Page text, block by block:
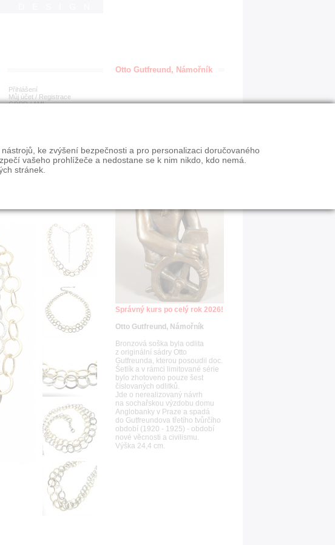
Přihlášení
Můj účet / Registrace
GDPR/AML
Otto Gutfreund, Námořník
Správný kurs po celý rok 2026!
Otto Gutfreund, Námořník
Bronzová soška byla odlita
z originální sádry Otto
Gutfreunda, kterou posoudil doc.
Šetlík a v rámci limitované série
bylo zhotoveno pouze šest
číslovaných odlitků.
Jde o nerealizovaný návrh
na sochařskou výzdobu domu
Anglobanky v Praze a spadá
do Gutfreundova třetího tvůrčího
období (1920 - 1925) - období
nové věcnosti a civilismu.
Výška 24,4 cm.
ke zvýšení bezpečnosti a pro personalizaci doručovaného
vašeho prohlížeče a nedostane se k nim nikdo, kdo nemá.
stránek.